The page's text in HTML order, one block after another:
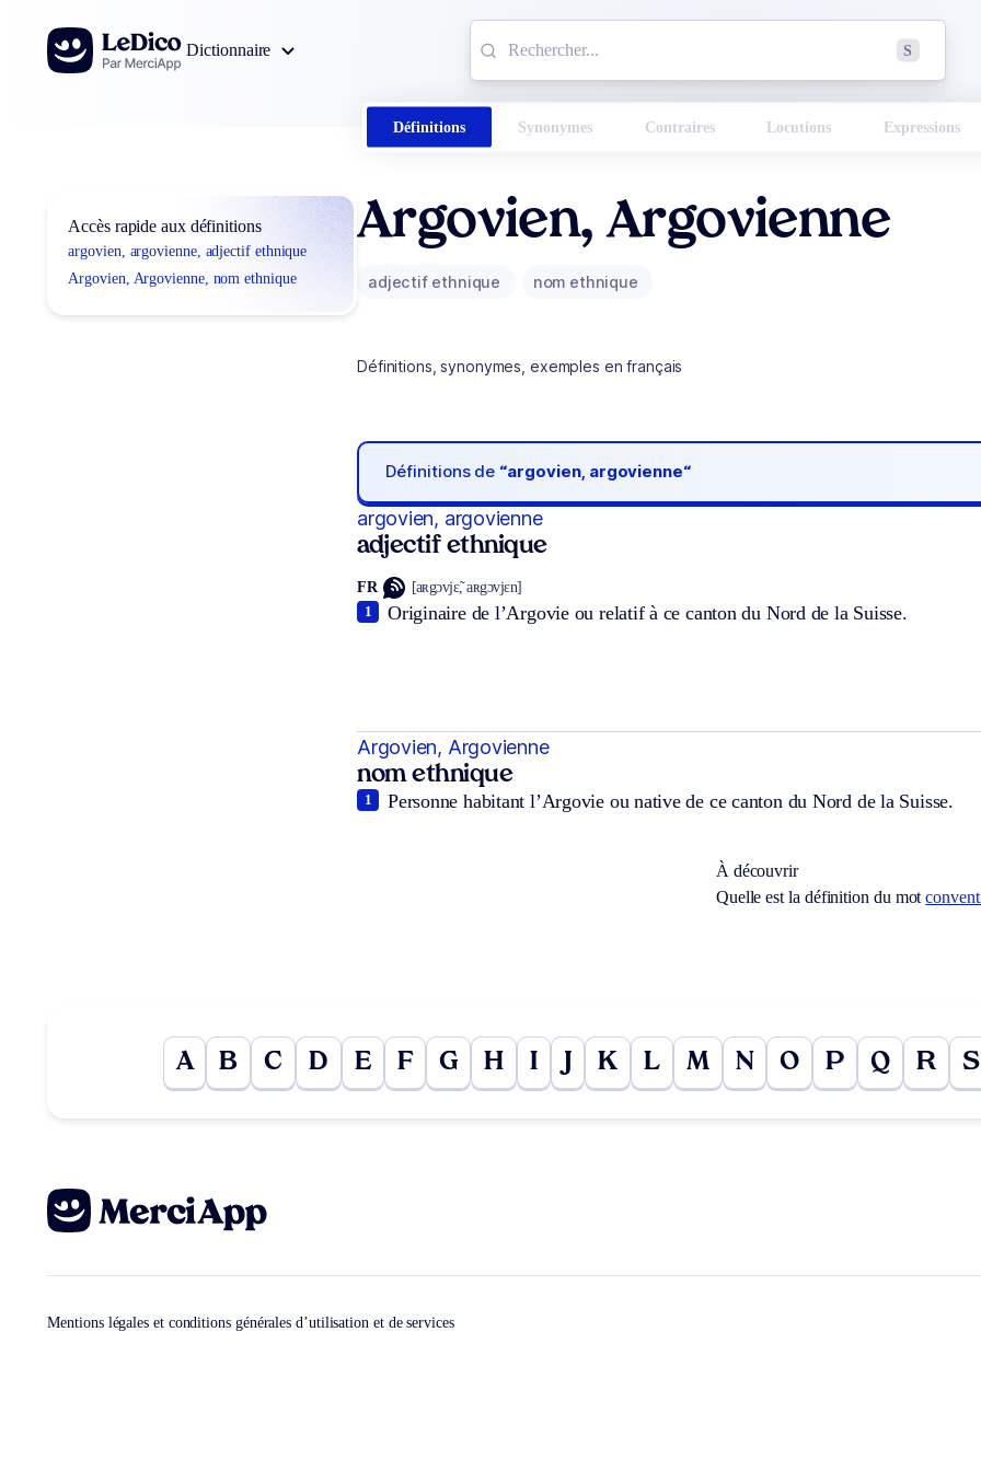
Aller au contenu
Dictionnaire
S
Définitions Synonymes Contraires Locutions Expressions
Accès rapide aux définitions
argovien, argovienne, adjectif ethnique
Argovien, Argovienne, nom ethnique
Argovien, Argovienne
adjectif ethnique nom ethnique
Définitions, synonymes, exemples en français
Définitions de “argovien, argovienne“
argovien, argovienne
adjectif ethnique
FR [aʀgɔvjɛ̃, aʀgɔvjɛn]
Originaire de l’Argovie ou relatif à ce canton du Nord de la Suisse.
1
Argovien, Argovienne
nom ethnique
Personne habitant l’Argovie ou native de ce canton du Nord de la Suisse.
1
À découvrir
Quelle est la définition du mot
A B C D E F G H I K L M N O P Q R S
Mentions légales et conditions générales d’utilisation et de services